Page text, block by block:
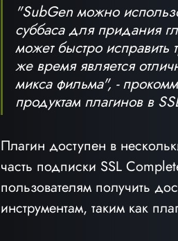
"SubGen можно
суббаса для придания
может быстро исправить
же время является
микса фильма", -
продуктам плагинов в
Плагин доступен в
часть подписки SSL
пользователям получить
инструментам, таким как